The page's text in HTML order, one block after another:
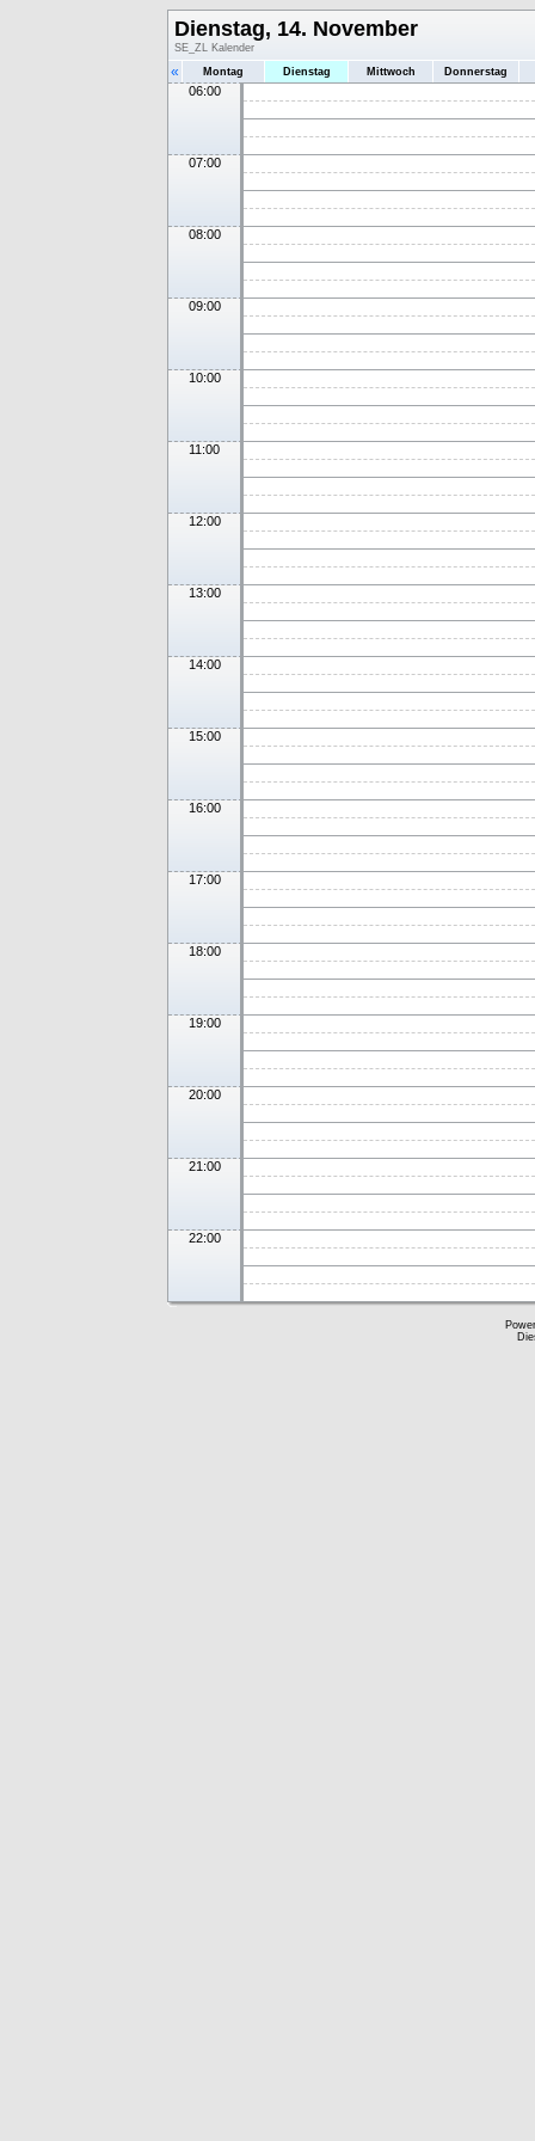
Dienstag, 14. November
SE_ZL Kalender
« Montag Dienstag Mittwoch Donnerstag
06:00
07:00
08:00
09:00
10:00
11:00
12:00
13:00
14:00
15:00
16:00
17:00
18:00
19:00
20:00
21:00
22:00